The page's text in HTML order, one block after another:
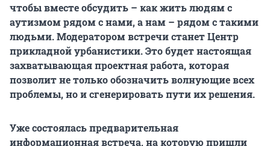
чтобы вместе обсудить – как жить людям с
аутизмом рядом с нами, а нам – рядом с такими
людьми. Модератором встречи станет Центр
прикладной урбанистики. Это будет настоящая
захватывающая проектная работа, которая
позволит не только обозначить волнующие всех
проблемы, но и сгенерировать пути их решения.
Уже состоялась предварительная
информационная встреча, на которую пришли